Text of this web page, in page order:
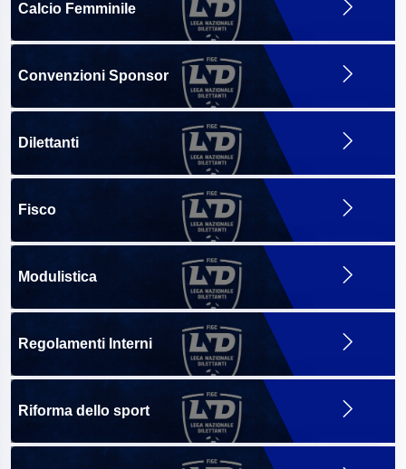
Calcio Femminile
Convenzioni Sponsor
Dilettanti
Fisco
Modulistica
Regolamenti Interni
Riforma dello sport